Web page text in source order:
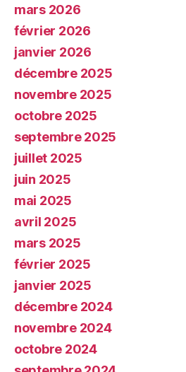
mars 2026
février 2026
janvier 2026
décembre 2025
novembre 2025
octobre 2025
septembre 2025
juillet 2025
juin 2025
mai 2025
avril 2025
mars 2025
février 2025
janvier 2025
décembre 2024
novembre 2024
octobre 2024